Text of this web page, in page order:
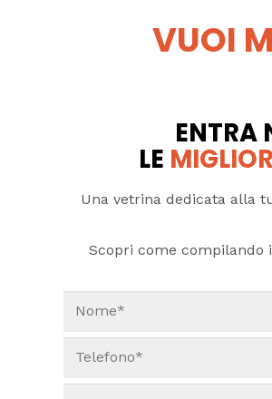
VUOI
ENTRA
LE
Una vetrina dedicata alla
Scopri come compilando